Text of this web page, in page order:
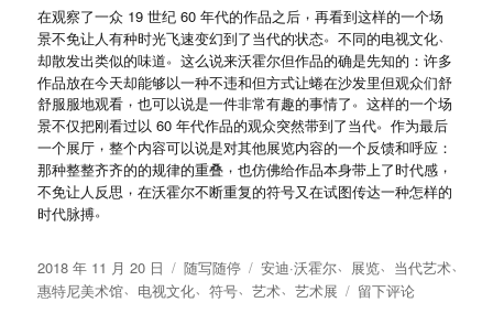
在观察了一众 19 世纪 60 年代的作品之后 ， 再看到这样的一个场
景不免让人有种时光飞速变幻到了当代的状态。 不同的电视文化、
却散发出类似的味道。 这么说来沃霍尔但作品的确是先知的 ：许多
作品放在今天却能够以一种不违和但方式让蜷在沙发里但观众们舒
舒服服地观看 ， 也可以说是一件非常有趣的事情了。 这样的一个场
景不仅把刚看过以 60 年代作品的观众突然带到了当代。 作为最后
一个展厅 ， 整个内容可以说是对其他展览内容的一个反馈和呼应 ：
那种整整齐齐的的规律的重叠 ， 也仿佛给作品本身带上了时代感 ，
不免让人反思 ， 在沃霍尔不断重复的符号又在试图传达一种怎样的
时代脉搏。
发
布
2018 年 11 月 20 日
分
类
随写随停
标
签
安迪·沃霍尔、 展览、 当代艺术、
惠特尼美术馆、 电视文化、 符号、 艺术、 艺术展
于
留下评论